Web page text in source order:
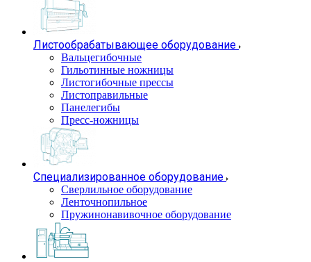
Листообрабатывающее оборудование
Вальцегибочные
Гильотинные ножницы
Листогибочные прессы
Листоправильные
Панелегибы
Пресс-ножницы
Специализированное оборудование
Сверлильное оборудование
Ленточнопильное
Пружинонавивочное оборудование